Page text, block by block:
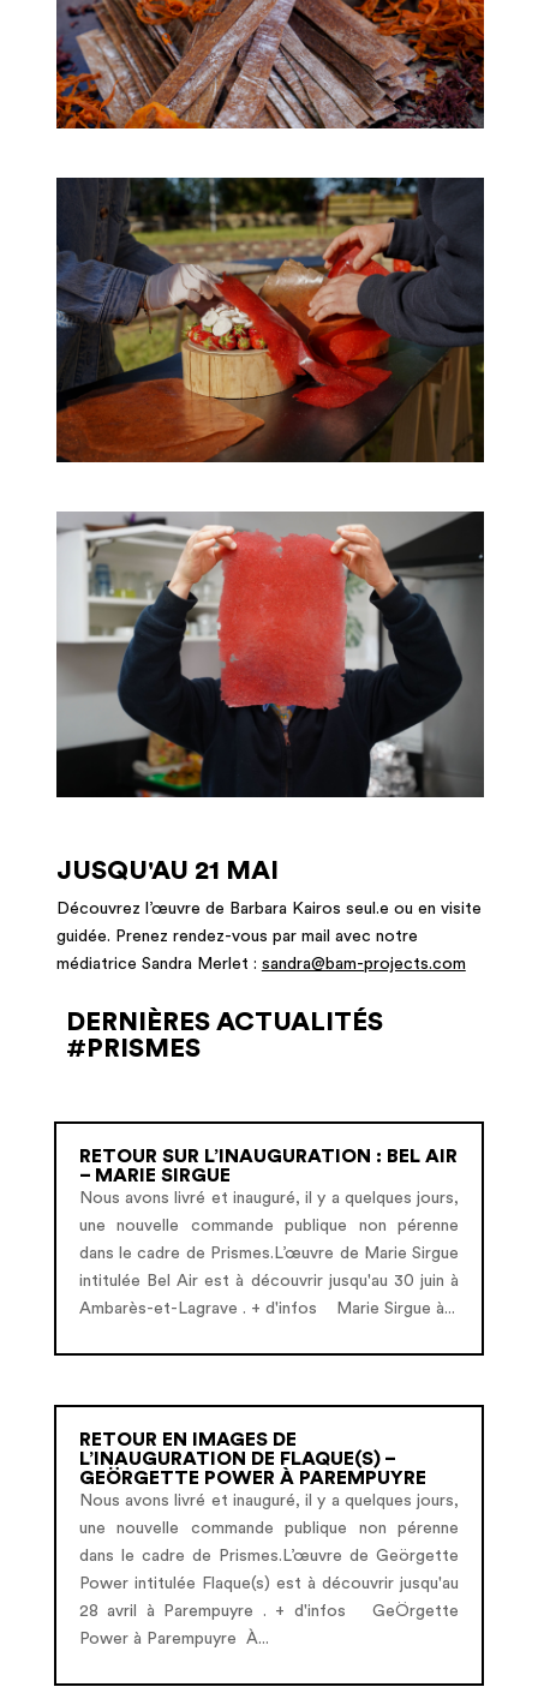
JUSQU'AU 21 MAI
Découvrez l’œuvre de Barbara Kairos seul.e ou en visite
guidée. Prenez rendez-vous par mail avec notre
médiatrice Sandra Merlet : sandra@bam-projects.com
DERNIÈRES ACTUALITÉS
#PRISMES
RETOUR SUR L’INAUGURATION : BEL AIR
– MARIE SIRGUE
Nous avons livré et inauguré, il y a quelques jours,
une nouvelle commande publique non pérenne
dans le cadre de Prismes.L’œuvre de Marie Sirgue
intitulée Bel Air est à découvrir jusqu'au 30 juin à
Ambarès-et-Lagrave . + d'infos Marie Sirgue à...
RETOUR EN IMAGES DE
L’INAUGURATION DE FLAQUE(S) –
GEÖRGETTE POWER À PAREMPUYRE
Nous avons livré et inauguré, il y a quelques jours,
une nouvelle commande publique non pérenne
dans le cadre de Prismes.L’œuvre de Geörgette
Power intitulée Flaque(s) est à découvrir jusqu'au
28 avril à Parempuyre . + d'infos GeÖrgette
Power à Parempuyre À...